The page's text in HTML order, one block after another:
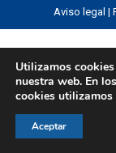
Aviso legal |
Utilizamos
nuestra web. En los
cookies
Aceptar